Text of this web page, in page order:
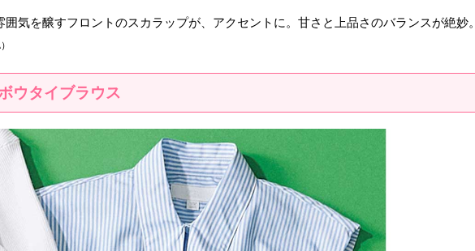
気を醸すフロントのスカラップが、アクセントに。甘さと上品さのバランスが絶妙。
ウタイブラウス